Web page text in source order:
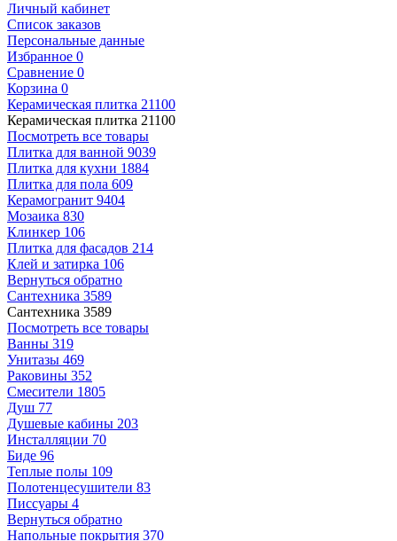
Личный кабинет
Список заказов
Персональные данные
Избранное 0
Сравнение 0
Корзина 0
Керамическая плитка 21100
Керамическая плитка 21100
Посмотреть все товары
Плитка для ванной 9039
Плитка для кухни 1884
Плитка для пола 609
Керамогранит 9404
Мозаика 830
Клинкер 106
Плитка для фасадов 214
Клей и затирка 106
Вернуться обратно
Сантехника 3589
Сантехника 3589
Посмотреть все товары
Ванны 319
Унитазы 469
Раковины 352
Смесители 1805
Душ 77
Душевые кабины 203
Инсталляции 70
Биде 96
Теплые полы 109
Полотенцесушители 83
Писсуары 4
Вернуться обратно
Напольные покрытия 370